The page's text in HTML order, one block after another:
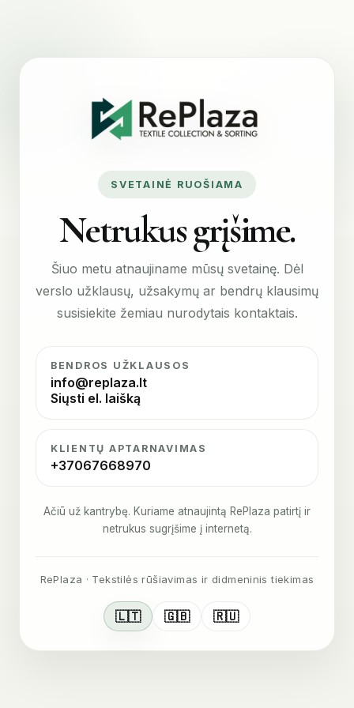
SVETAINĖ RUOŠIAMA
Netrukus grįšime.
Šiuo metu atnaujiname mūsų svetainę. Dėl
verslo užklausų, užsakymų ar bendrų klausimų
susisiekite žemiau nurodytais kontaktais.
BENDROS UŽKLAUSOS
info@replaza.lt
Siųsti el. laišką
KLIENTŲ APTARNAVIMAS
+37067668970
Ačiū už kantrybę. Kuriame atnaujintą RePlaza patirtį ir
netrukus sugrįšime į internetą.
RePlaza · Tekstilės rūšiavimas ir didmeninis tiekimas
🇱🇹 🇬🇧 🇷🇺